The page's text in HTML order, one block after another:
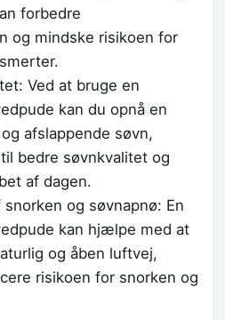
forbedre
og mindske risikoen for
Ved at bruge en
kan du opnå en
afslappende søvn,
bedre søvnkvalitet og
af dagen.
og søvnapnø: En
kan hjælpe med at
og åben luftvej,
risikoen for snorken og